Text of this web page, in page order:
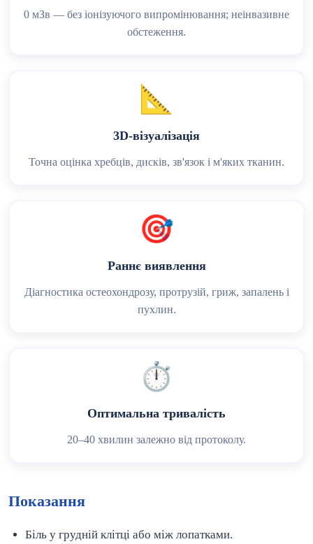
0 мЗв — без іонізуючого випромінювання; неінвазивне
обстеження.
📐
3D-візуалізація
Точна оцінка хребців, дисків, зв'язок і м'яких тканин.
🎯
Раннє виявлення
Діагностика остеохондрозу, протрузій, гриж, запалень і
пухлин.
⏱️
Оптимальна тривалість
20–40 хвилин залежно від протоколу.
Показання
Біль у грудній клітці або між лопатками.